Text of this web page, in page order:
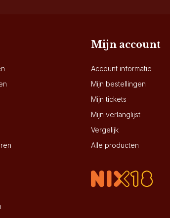
Mijn account
Account informatie
Mijn bestellingen
Mijn tickets
Mijn verlanglijst
Vergelijk
Alle producten